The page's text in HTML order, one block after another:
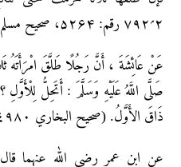
۲؍۷۹۲ رقم: ۵۲۶۴، صحیح مسلم ۱؍۴۷۶ رقم: ۱۴۷۱).
عَنْ عَائِشَةَ ، أَنَّ رَجُلًا طَلَّقَ امْرَأَتَهُ
صَلَّى اللَّهُ عَلَيْهِ وَسَلَّمَ : أَتَحِلُّ لِلْأَوَّلِ
ذَاقَ الأَوَّلُ. (صحيح البخاري ٤٩٨٠).
عن ابن عمر رضي اللّٰه عنهما